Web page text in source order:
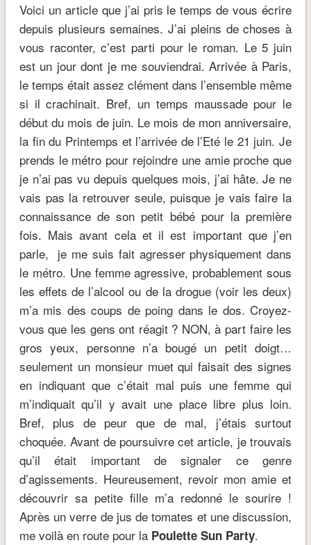
Voici un article que j’ai pris le temps de vous écrire
depuis plusieurs semaines. J’ai pleins de choses à
vous raconter, c’est parti pour le roman. Le 5 juin
est un jour dont je me souviendrai. Arrivée à Paris,
le temps était assez clément dans l’ensemble même
si il crachinait. Bref, un temps maussade pour le
début du mois de juin. Le mois de mon anniversaire,
la fin du Printemps et l’arrivée de l’Eté le 21 juin. Je
prends le métro pour rejoindre une amie proche que
je n’ai pas vu depuis quelques mois, j’ai hâte. Je ne
vais pas la retrouver seule, puisque je vais faire la
connaissance de son petit bébé pour la première
fois. Mais avant cela et il est important que j’en
parle, je me suis fait agresser physiquement dans
le métro. Une femme agressive, probablement sous
les effets de l’alcool ou de la drogue (voir les deux)
m’a mis des coups de poing dans le dos. Croyez-
vous que les gens ont réagit ? NON, à part faire les
gros yeux, personne n’a bougé un petit doigt…
seulement un monsieur muet qui faisait des signes
en indiquant que c’était mal puis une femme qui
m’indiquait qu’il y avait une place libre plus loin.
Bref, plus de peur que de mal, j’étais surtout
choquée. Avant de poursuivre cet article, je trouvais
qu’il était important de signaler ce genre
d’agissements. Heureusement, revoir mon amie et
découvrir sa petite fille m’a redonné le sourire !
Après un verre de jus de tomates et une discussion,
me voilà en route pour la Poulette Sun Party.